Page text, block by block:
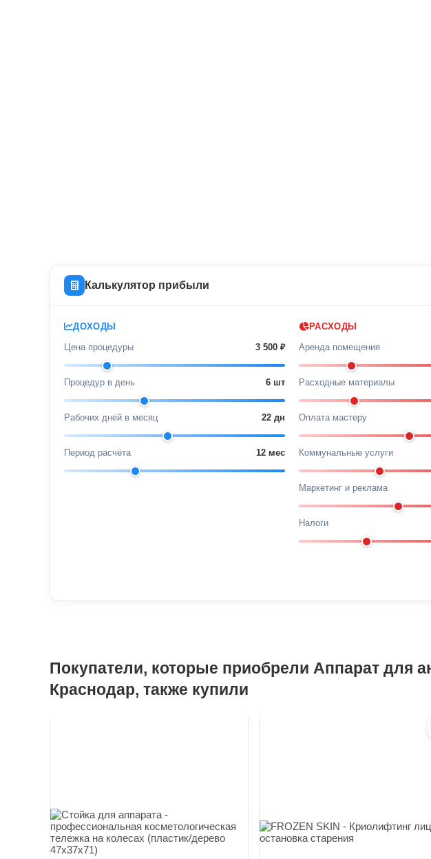
Калькулятор прибыли
ДОХОДЫ
Цена процедуры 3 500₽
Процедур в день 6шт
Рабочих дней в месяц 22дн
Период расчёта 12мес
РАСХОДЫ
Аренда помещения
Расходные материалы
Оплата мастеру
Коммунальные услуги
Маркетинг и реклама
Налоги
Покупатели, которые приобрели Аппарат для
Краснодар, также купили